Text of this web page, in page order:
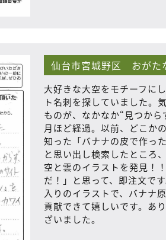
仙台市宮城野区 おがた
大好きな大空をモチーフに
ト名刺を探していました。
ものが、なかなか“見つから
月ほど経過。以前、どこか
知った「バナナの皮で作っ
と思い出し検索したところ
空と雲のイラストを発見！
だ！」と思って、即注文で
入りのイラストで、バナナ
貢献できて嬉しいです。あ
ざいました。